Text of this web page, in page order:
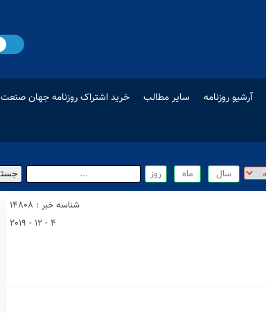
آرشیو روزنامه سایر مطالب
خرید اشتراک روزنامه جهان صنعت
شناسه خبر : 14808
4 - 12 - 2019